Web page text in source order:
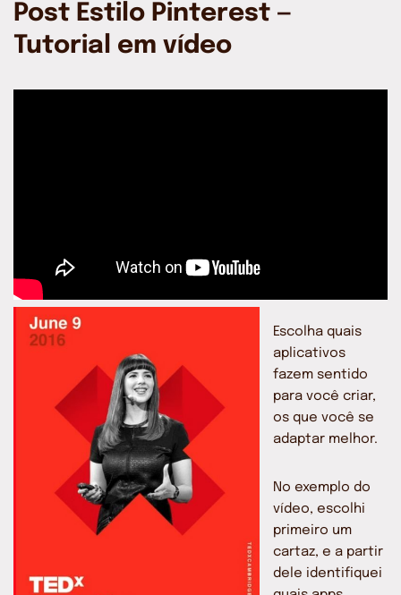
Post Estilo Pinterest —
Tutorial em vídeo
Escolha quais
aplicativos
fazem sentido
para você criar,
os que você se
adaptar melhor.
No exemplo do
vídeo, escolhi
primeiro um
cartaz, e a partir
dele identifiquei